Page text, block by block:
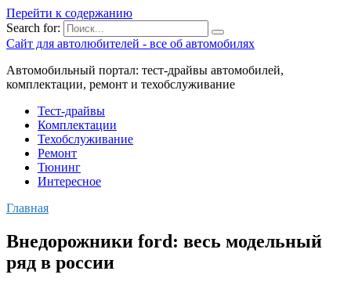
Перейти к содержанию
Search for:
Сайт для автолюбителей - все об автомобилях
Автомобильный портал: тест-драйвы автомобилей,
комплектации, ремонт и техобслуживание
Тест-драйвы
Комплектации
Техобслуживание
Ремонт
Тюнинг
Интересное
Главная
Внедорожники ford: весь модельный
ряд в россии